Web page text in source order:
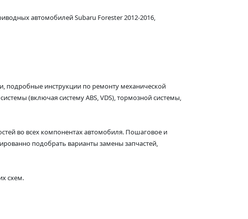
автомобилей Subaru Forester 2012-2016,
подробные инструкции по ремонту механической
(включая систему ABS, VDS), тормозной системы,
во всех компонентах автомобиля. Пошаговое и
подобрать варианты замены запчастей,
схем.